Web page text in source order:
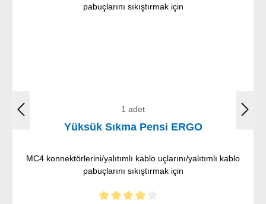
1 adet
Yüksük Sıkma Pensi ERGO
MC4 konnektörlerini/yalıtımlı kablo uçlarını/yalıtımlı kablo
pabuçlarını sıkıştırmak için